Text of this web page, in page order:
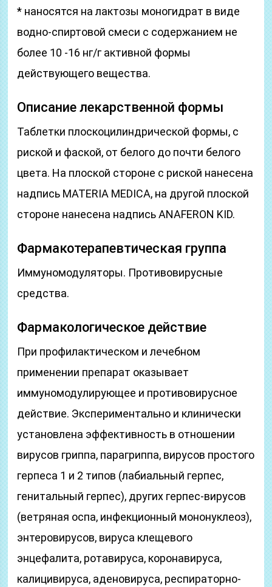
* наносятся на лактозы моногидрат в виде
водно-спиртовой смеси с содержанием не
более 10 -16 нг/г активной формы
действующего вещества.
Описание лекарственной формы
Таблетки плоскоцилиндрической формы, с
риской и фаской, от белого до почти белого
цвета. На плоской стороне с риской нанесена
надпись MATERIA MEDICA, на другой плоской
стороне нанесена надпись ANAFERON KID.
Фармакотерапевтическая группа
Иммуномодуляторы. Противовирусные
средства.
Фармакологическое действие
При профилактическом и лечебном
применении препарат оказывает
иммуномодулирующее и противовирусное
действие. Экспериментально и клинически
установлена эффективность в отношении
вирусов гриппа, парагриппа, вирусов простого
герпеса 1 и 2 типов (лабиальный герпес,
генитальный герпес), других герпес-вирусов
(ветряная оспа, инфекционный мононуклеоз),
энтеровирусов, вируса клещевого
энцефалита, ротавируса, коронавируса,
калицивируса, аденовируса, респираторно-